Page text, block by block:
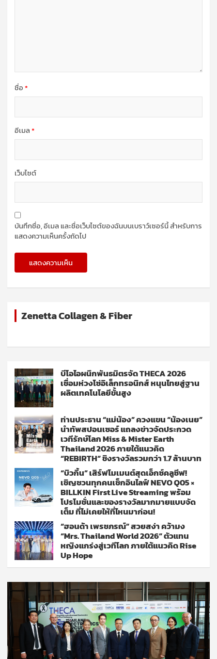
ชื่อ*
อีเมล*
เว็บไซต์
บันทึกชื่อ, อีเมล และชื่อเว็บไซต์ของฉันบนเบราว์เซอร์นี้ สำหรับการ
แสดงความเห็นครั้งถัดไป
Zenetta Collagen & Fiber
บีโอไอผนึกพันธมิตรจัด THECA 2026
เชื่อมห่วงโซ่อิเล็กทรอนิกส์ หนุนไทยสู่ฐาน
ผลิตเทคโนโลยีขั้นสูง
ท่านประธาน “แม่น้อง” ควงแขน “น้องเนย”
นำทัพสปอนเซอร์ แถลงข่าวจัดประกวด
เวทีรักษ์โลก Miss & Mister Earth
Thailand 2026 ภายใต้แนวคิด
“REBIRTH” ชิงรางวัลรวมกว่า 1.7 ล้านบาท
“บิวกิ้น” เสิร์ฟโมเมนต์สุดเอ็กซ์คลูซีฟ!
เชิญชวนทุกคนเช็กอินไลฟ์ NEVO Q05 ×
BILLKIN First Live Streaming พร้อม
โปรโมชั่นและของรางวัลมากมายแบบจัด
เต็ม ที่ไม่เคยให้ที่ไหนมาก่อน!
“ฮอนด้า เพรชภรณ์” สวยสง่า คว้ามง
“Mrs. Thailand World 2026” ตัวแทน
หญิงแกร่งสู่เวทีโลก ภายใต้แนวคิด Rise
Up Hope